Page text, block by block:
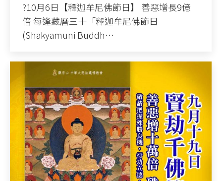
?10月6日【釋迦牟尼佛節日】 善惡增長9億
倍 每逢藏曆三十「釋迦牟尼佛節日
(Shakyamuni Buddh…